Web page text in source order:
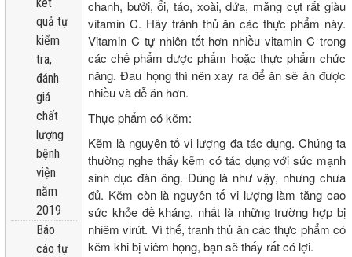
quả tự
kiểm
tra,
đánh
giá
chất
lượng
bệnh
viện
năm
2019
Báo
cáo tự
chanh, bưởi, ổi, táo, xoài, dứa, măng cụt rất giàu
vitamin C. Hãy tránh thủ ăn các thực phẩm này.
Vitamin C tự nhiên tốt hơn nhiều vitamin C trong
các chế phẩm dược phẩm hoặc thực phẩm chức
năng. Đau họng thì nên xay ra để ăn sẽ ăn được
nhiều và dễ ăn hơn.
Thực phẩm có kẽm:
Kẽm là nguyên tố vi lượng đa tác dụng. Chúng ta
thường nghe thấy kẽm có tác dụng với sức mạnh
sinh dục đàn ông. Đúng là như vậy, nhưng chưa
đủ. Kẽm còn là nguyên tố vi lượng làm tăng cao
sức khỏe đề kháng, nhất là những trường hợp bị
nhiêm virút. Vì thế, tranh thủ ăn các thực phẩm có
kẽm khi bị viêm họng, bạn sẽ thấy rất có lợi.